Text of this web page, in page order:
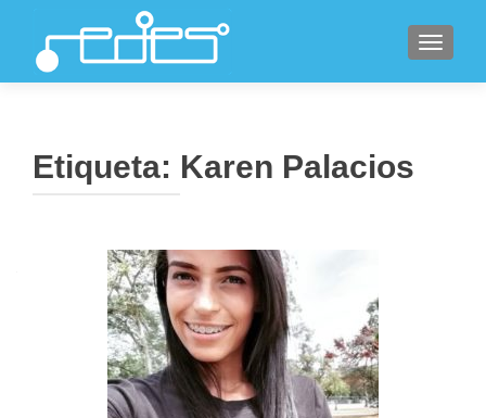
Etiqueta: Karen Palacios